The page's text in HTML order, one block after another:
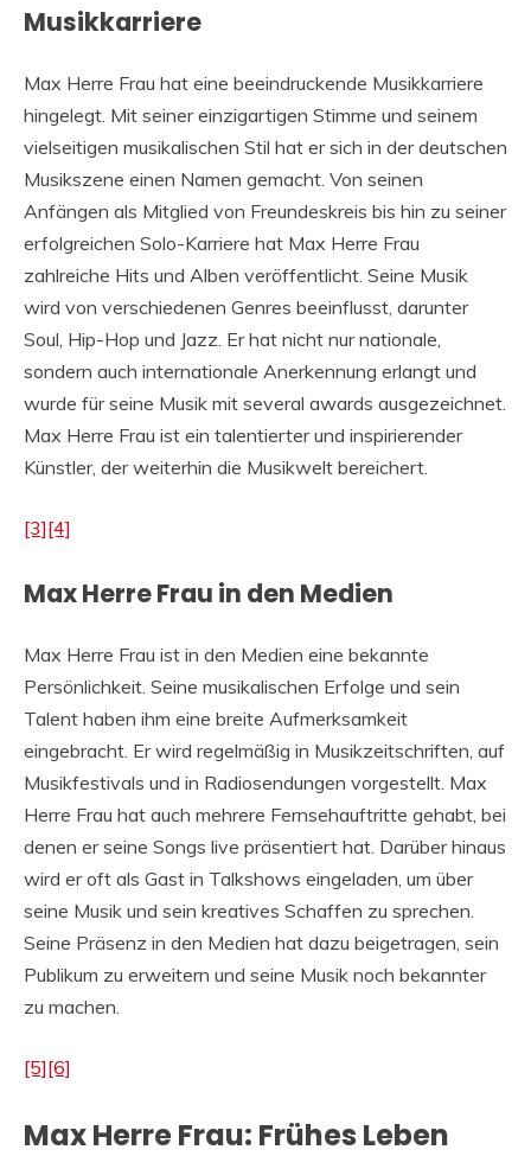
Musikkarriere
Max Herre Frau hat eine beeindruckende Musikkarriere
hingelegt. Mit seiner einzigartigen Stimme und seinem
vielseitigen musikalischen Stil hat er sich in der deutschen
Musikszene einen Namen gemacht. Von seinen
Anfängen als Mitglied von Freundeskreis bis hin zu seiner
erfolgreichen Solo-Karriere hat Max Herre Frau
zahlreiche Hits und Alben veröffentlicht. Seine Musik
wird von verschiedenen Genres beeinflusst, darunter
Soul, Hip-Hop und Jazz. Er hat nicht nur nationale,
sondern auch internationale Anerkennung erlangt und
wurde für seine Musik mit several awards ausgezeichnet.
Max Herre Frau ist ein talentierter und inspirierender
Künstler, der weiterhin die Musikwelt bereichert.
[3][4]
Max Herre Frau in den Medien
Max Herre Frau ist in den Medien eine bekannte
Persönlichkeit. Seine musikalischen Erfolge und sein
Talent haben ihm eine breite Aufmerksamkeit
eingebracht. Er wird regelmäßig in Musikzeitschriften, auf
Musikfestivals und in Radiosendungen vorgestellt. Max
Herre Frau hat auch mehrere Fernsehauftritte gehabt, bei
denen er seine Songs live präsentiert hat. Darüber hinaus
wird er oft als Gast in Talkshows eingeladen, um über
seine Musik und sein kreatives Schaffen zu sprechen.
Seine Präsenz in den Medien hat dazu beigetragen, sein
Publikum zu erweitern und seine Musik noch bekannter
zu machen.
[5][6]
Max Herre Frau: Frühes Leben